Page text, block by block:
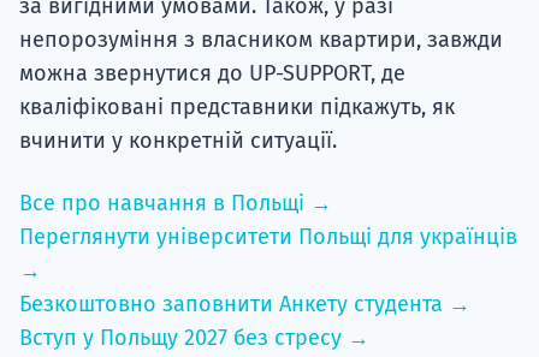
за вигідними умовами. Також, у разі
непорозуміння з власником квартири, завжди
можна звернутися до UP-SUPPORT, де
кваліфіковані представники підкажуть, як
вчинити у конкретній ситуації.
Все про навчання в Польщі →
Переглянути університети Польщі для українців
→
Безкоштовно заповнити Анкету студента →
Вступ у Польщу 2027 без стресу →